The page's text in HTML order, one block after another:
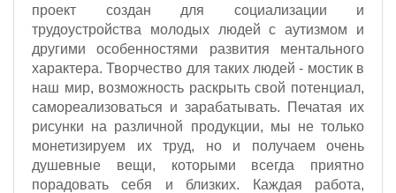
проект создан для социализации и
трудоустройства молодых людей с аутизмом и
другими особенностями развития ментального
характера. Творчество для таких людей - мостик в
наш мир, возможность раскрыть свой потенциал,
самореализоваться и зарабатывать. Печатая их
рисунки на различной продукции, мы не только
монетизируем их труд, но и получаем очень
душевные вещи, которыми всегда приятно
порадовать себя и близких. Каждая работа,